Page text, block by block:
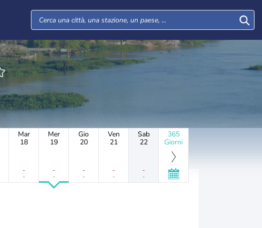
Mar
18
-
-
Mer
19
-
-
Gio
20
-
-
Ven
21
-
-
Sab
22
-
-
365
Giorni